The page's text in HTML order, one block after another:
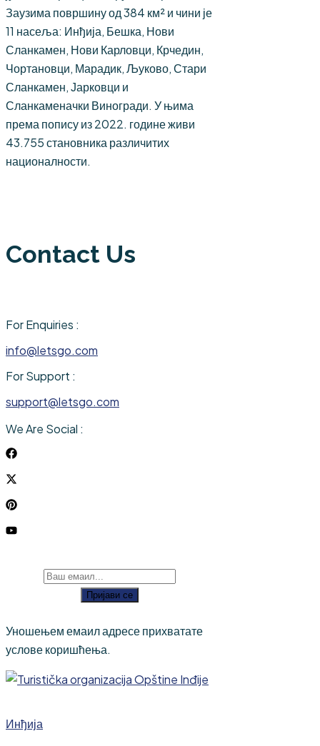
Заузима површину од 384 км² и чини је
11 насеља: Инђија, Бешка, Нови
Сланкамен, Нови Карловци, Крчедин,
Чортановци, Марадик, Љуково, Стари
Сланкамен, Јарковци и
Сланкаменачки Виногради. У њима
према попису из 2022. године живи
43.755 становника различитих
националности.
Contact Us
For Enquiries :
info@letsgo.com
For Support :
support@letsgo.com
We Are Social :
Пријави се
Уношењем емаил адресе прихватате
услове коришћења.
Инђија